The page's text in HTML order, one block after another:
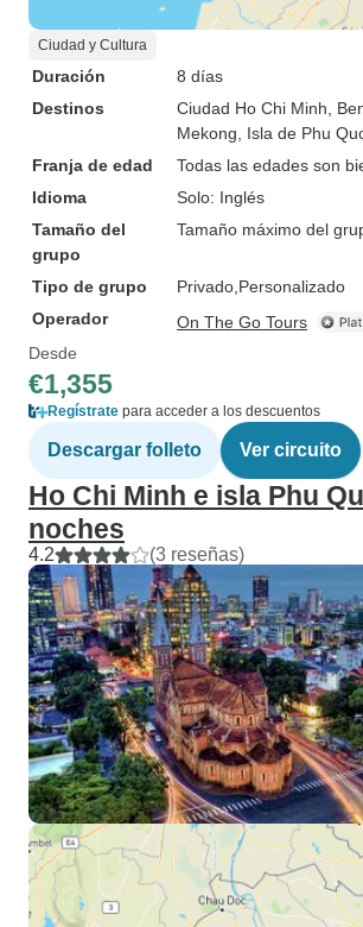
Ciudad y Cultura
Duración
8 días
Destinos
Ciudad Ho Chi Minh ,
Mekong , Isla de Phu
Franja de edad
Todas las edades son
Idioma
Solo: Inglés
Tamaño del
grupo
Tamaño máximo del
Tipo de grupo Privado Personalizado
Operador
On The Go Tours
Desde
€1,355
Regístrate para acceder a los descuentos
Descargar folleto Ver circuito
Ho Chi Minh e isla Phu
noches
4.2 (3 reseñas)